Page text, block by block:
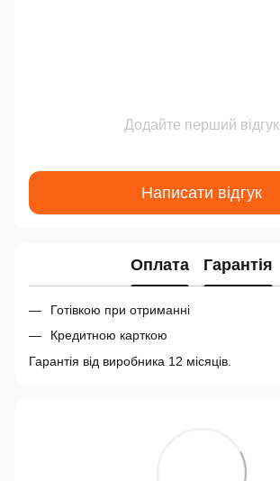
Додайте перший відгук
Написати відгук
Оплата Гарантія
Готівкою при отриманні
Кредитною карткою
Гарантія від виробника 12 місяців.